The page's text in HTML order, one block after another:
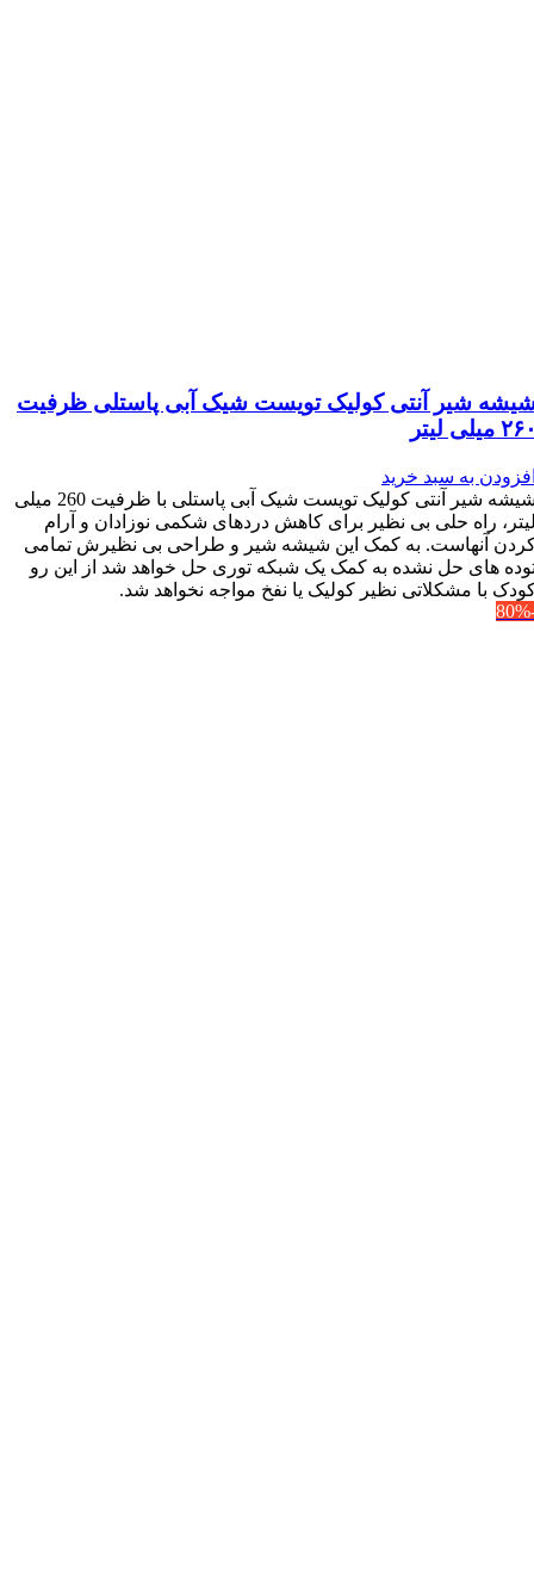
شیر آنتی کولیک تویست شیک آبی پاستلی ظرفیت
میلی لیتر
به سبد خرید
شیشه شیر آنتی کولیک تویست شیک آبی پاستلی با ظرفیت 260 میلی
راه حلی بی نظیر برای کاهش دردهای شکمی نوزادان و آرام
آنهاست. به کمک این شیشه شیر و طراحی بی نظیرش تمامی
های حل نشده به کمک یک شبکه توری حل خواهد شد از این رو
با مشکلاتی نظیر کولیک یا نفخ مواجه نخواهد شد.
-